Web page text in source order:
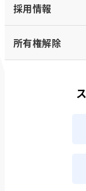
採用情報
所有権解除